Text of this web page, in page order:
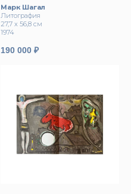
Марк Шагал
Литография
27,7 x 56,8 см
1974
190 000 ₽